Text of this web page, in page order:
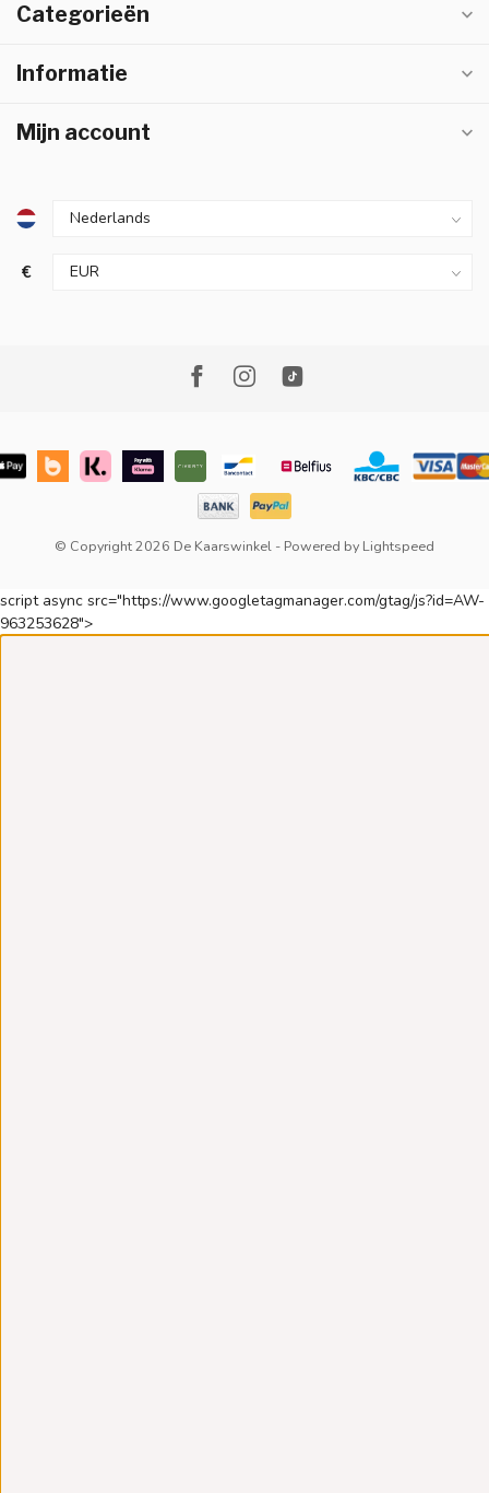
Categorieën
Informatie
Mijn account
€
© Copyright 2026 De Kaarswinkel - Powered by Lightspeed
script async src="https://www.googletagmanager.com/gtag/js?id=AW-
963253628">